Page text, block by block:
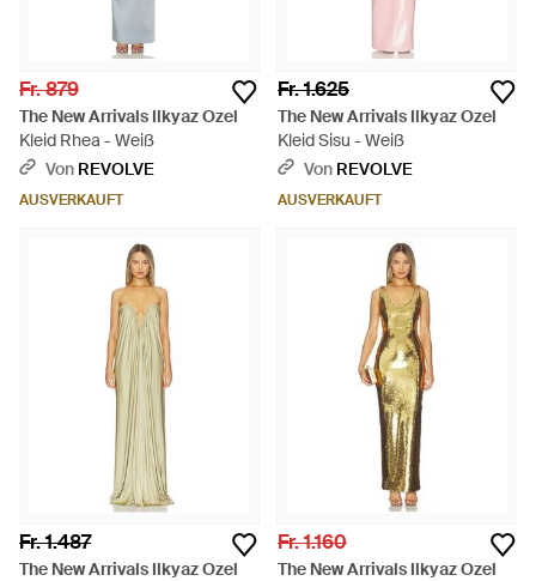
Fr. 879
The New Arrivals Ilkyaz Ozel
Kleid Rhea - Weiß
Von REVOLVE
AUSVERKAUFT
Fr. 1.625
The New Arrivals Ilkyaz Ozel
Kleid Sisu - Weiß
Von REVOLVE
AUSVERKAUFT
Fr. 1.487
The New Arrivals Ilkyaz Ozel
Fr. 1.160
The New Arrivals Ilkyaz Ozel